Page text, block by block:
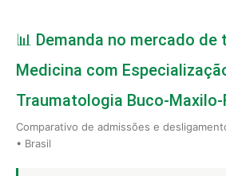
📊 Demanda no mercado de
Medicina com
Traumatologia Buco-Maxilo-
Comparativo de admissões e
• Brasil